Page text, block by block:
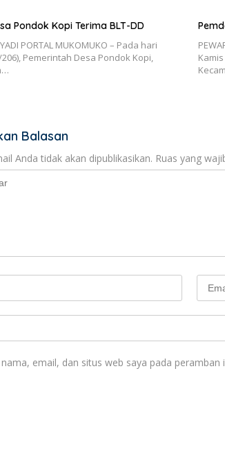
Pondok Kopi Terima BLT-DD
YADI PORTAL MUKOMUKO – Pada hari
Pemerintah Desa Pondok Kopi,
Balasan
Anda tidak akan dipublikasikan. Ruas yang
email, dan situs web saya pada